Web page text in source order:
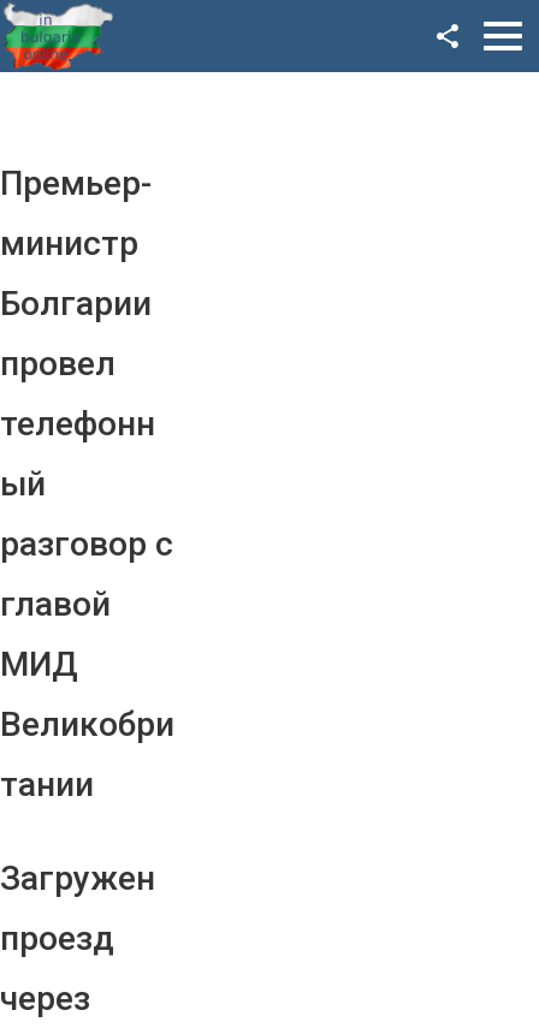
Премьер-
министр
Болгарии
провел
телефонн
ый
разговор с
главой
МИД
Великобри
тании
Загружен
проезд
через